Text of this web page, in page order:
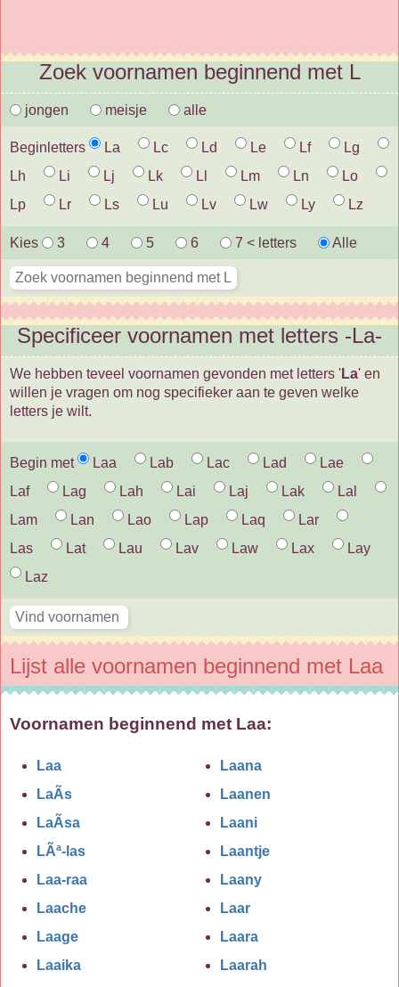
Zoek voornamen beginnend met L
jongen meisje alle
Beginletters La Lc Ld Le Lf
Lg
Lh
Li Lj Lk Ll Lm Ln
Lo
Lp
Lr Ls Lu Lv Lw Ly Lz
Kies 3 4 5 6 7 < letters Alle
Specificeer voornamen met letters -La-
We hebben teveel voornamen gevonden met letters 'La' en
willen je vragen om nog specifieker aan te geven welke
letters je wilt.
Begin met Laa Lab Lac Lad
Lae
Laf
Lag Lah Lai Laj Lak
Lal
Lam
Lan Lao Lap Laq
Lar
Las
Lat Lau Lav Law Lax
Lay
Laz
Lijst alle voornamen beginnend met Laa
Voornamen beginnend met Laa:
Laa
LaÃ­s
LaÃ­sa
LÃª-las
Laa-raa
Laache
Laage
Laaika
Laana
Laanen
Laani
Laantje
Laany
Laar
Laara
Laarah